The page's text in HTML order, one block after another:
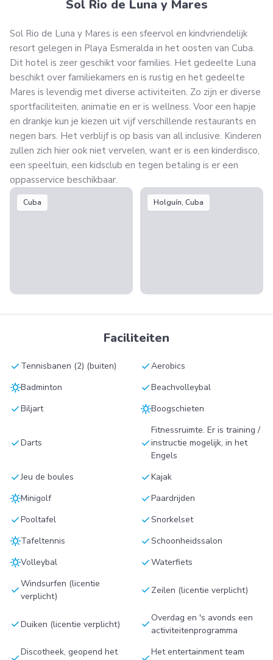
Sol Rio de Luna y Mares
Sol Rio de Luna y Mares is een sfeervol en kindvriendelijk
resort gelegen in Playa Esmeralda in het oosten van Cuba.
Dit hotel is zeer geschikt voor families. Het gedeelte Luna
beschikt over familiekamers en is rustig en het gedeelte
Mares is levendig met diverse activiteiten. Zo zijn er diverse
sportfaciliteiten, animatie en er is wellness. Voor een hapje
en drankje kun je kiezen uit vijf verschillende restaurants en
negen bars. Het verblijf is op basis van all inclusive. Kinderen
zullen zich hier ook niet vervelen, want er is een kinderdisco,
een speeltuin, een kidsclub en tegen betaling is er een
oppasservice beschikbaar.
Cuba Holguín, Cuba
Faciliteiten
check Tennisbanen (2) (buiten) checkAerobics
sunnyBadminton checkBeachvolleybal
checkBiljart sunnyBoogschieten
checkDarts check
Fitnessruimte. Er is training /
instructie mogelijk, in het
Engels
checkJeu de boules checkKajak
sunnyMinigolf checkPaardrijden
checkPooltafel checkSnorkelset
sunnyTafeltennis checkSchoonheidssalon
sunnyVolleybal checkWaterfiets
checkWindsurfen (licentie
verplicht)
check Zeilen (licentie verplicht)
checkDuiken (licentie verplicht) check Overdag en 's avonds een
activiteitenprogramma
Discotheek, geopend het
Het entertainment team